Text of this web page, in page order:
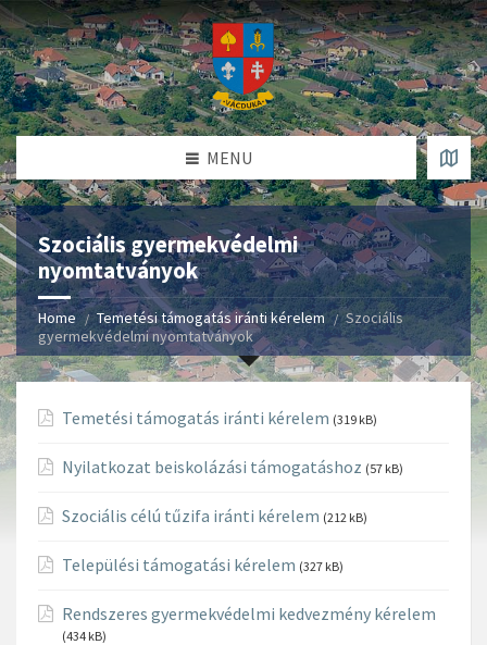
MENU
Szociális gyermekvédelmi
nyomtatványok
Home Temetési támogatás iránti kérelem
Szociális
gyermekvédelmi nyomtatványok
Temetési támogatás iránti kérelem (319 kB)
Nyilatkozat beiskolázási támogatáshoz (57 kB)
Szociális célú tűzifa iránti kérelem (212 kB)
Települési támogatási kérelem (327 kB)
Rendszeres gyermekvédelmi kedvezmény kérelem
(434 kB)